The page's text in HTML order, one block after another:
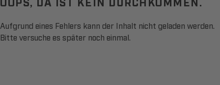
Aufgrund eines Fehlers kann der Inhalt nicht geladen werden.
Bitte versuche es später noch einmal.